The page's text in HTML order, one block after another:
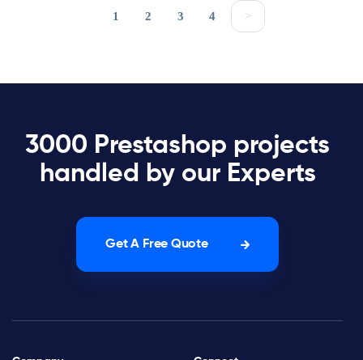
1 2 3 4 >
3000 Prestashop projects
handled by our Experts
Get A Free Quote